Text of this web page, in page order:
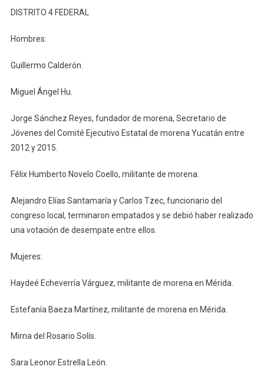
DISTRITO 4 FEDERAL
Hombres:
Guillermo Calderón.
Miguel Ángel Hu.
Jorge Sánchez Reyes, fundador de morena, Secretario de
Jóvenes del Comité Ejecutivo Estatal de morena Yucatán entre
2012 y 2015.
Félix Humberto Novelo Coello, militante de morena.
Alejandro Elías Santamaría y Carlos Tzec, funcionario del
congreso local, terminaron empatados y se debió haber realizado
una votación de desempate entre ellos.
Mujeres:
Haydeé Echeverría Várguez, militante de morena en Mérida.
Estefanía Baeza Martínez, militante de morena en Mérida.
Mirna del Rosario Solís.
Sara Leonor Estrella León.